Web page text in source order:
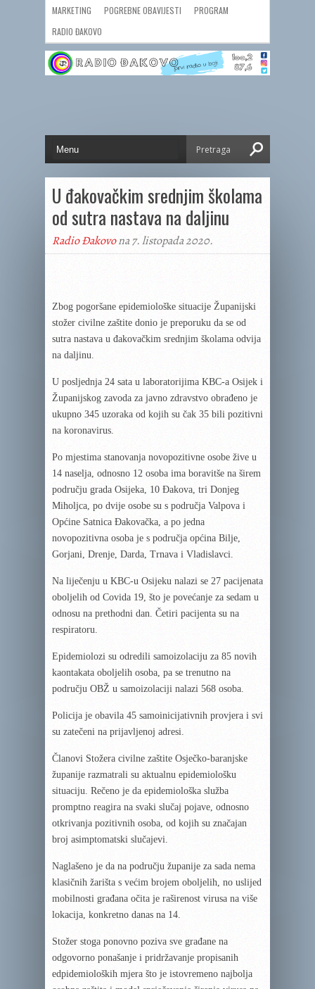
MARKETING POGREBNE OBAVIJESTI
PROGRAM
RADIO ĐAKOVO
U đakovačkim srednjim školama
od sutra nastava na daljinu
Radio Đakovona 7. listopada 2020.
Zbog pogoršane epidemiološke situacije Županijski
stožer civilne zaštite donio je preporuku da se od
sutra nastava u đakovačkim srednjim školama odvija
na daljinu.
U posljednja 24 sata u laboratorijima KBC-a Osijek i
Županijskog zavoda za javno zdravstvo obrađeno je
ukupno 345 uzoraka od kojih su čak 35 bili pozitivni
na koronavirus.
Po mjestima stanovanja novopozitivne osobe žive u
14 naselja, odnosno 12 osoba ima boravitše na širem
području grada Osijeka, 10 Đakova, tri Donjeg
Miholjca, po dvije osobe su s područja Valpova i
Općine Satnica Đakovačka, a po jedna
novopozitivna osoba je s područja općina Bilje,
Gorjani, Drenje, Darda, Trnava i Vladislavci.
Na liječenju u KBC-u Osijeku nalazi se 27 pacijenata
oboljelih od Covida 19, što je povećanje za sedam u
odnosu na prethodni dan. Četiri pacijenta su na
respiratoru.
Epidemiolozi su odredili samoizolaciju za 85 novih
kaontakata oboljelih osoba, pa se trenutno na
području OBŽ u samoizolaciji nalazi 568 osoba.
Policija je obavila 45 samoinicijativnih provjera i svi
su zatečeni na prijavljenoj adresi.
Članovi Stožera civilne zaštite Osječko-baranjske
županije razmatrali su aktualnu epidemiološku
situaciju. Rečeno je da epidemiološka služba
promptno reagira na svaki slučaj pojave, odnosno
otkrivanja pozitivnih osoba, od kojih su značajan
broj asimptomatski slučajevi.
Naglašeno je da na području županije za sada nema
klasičnih žarišta s većim brojem oboljelih, no uslijed
mobilnosti građana očita je raširenost virusa na više
lokacija, konkretno danas na 14.
Stožer stoga ponovno poziva sve građane na
odgovorno ponašanje i pridržavanje propisanih
edpidemioloških mjera što je istovremeno najbolja